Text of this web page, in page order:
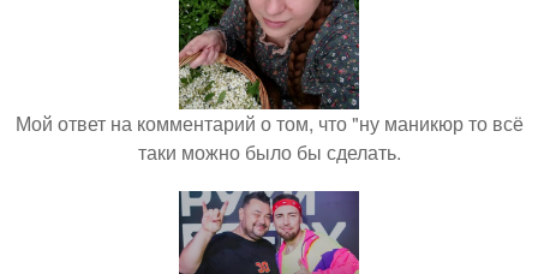
Мой ответ на комментарий о том, что "ну маникюр то всё
таки можно было бы сделать.